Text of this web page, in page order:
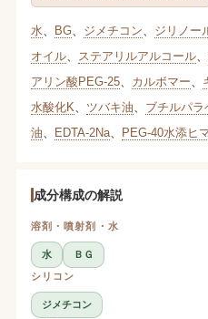
水 BG、 ジメチコン ジリノー
オイル、 ステアリルアルコール、
アリン酸PEG-25、 カルボマー
水酸化K
ツバキ油 ブチルパラ
油
EDTA-2Na、 PEG-40水添ヒ
成分構成の解説
溶剤・噴射剤・水
水
ＢＧ
シリコン
ジメチコン